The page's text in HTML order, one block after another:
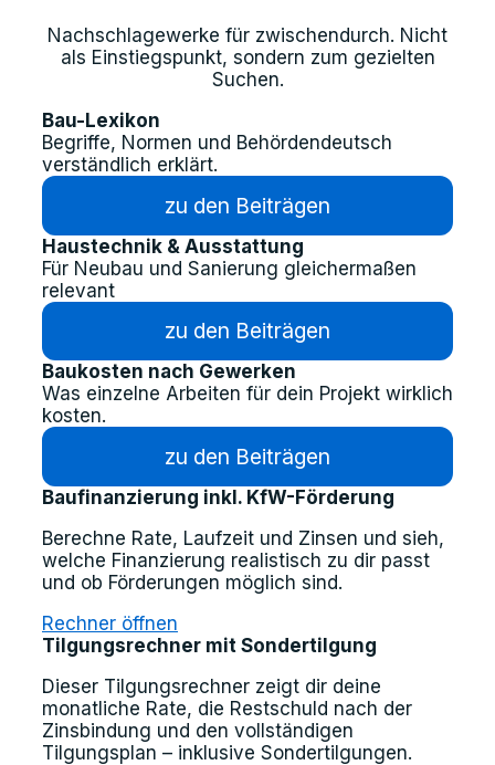
Nachschlagewerke für zwischendurch. Nicht
als Einstiegspunkt, sondern zum gezielten
Suchen.
Bau-Lexikon
Begriffe, Normen und Behördendeutsch
verständlich erklärt.
zu den Beiträgen
Haustechnik & Ausstattung
Für Neubau und Sanierung gleichermaßen
relevant
zu den Beiträgen
Baukosten nach Gewerken
Was einzelne Arbeiten für dein Projekt wirklich
kosten.
zu den Beiträgen
Baufinanzierung inkl. KfW-Förderung
Berechne Rate, Laufzeit und Zinsen und sieh,
welche Finanzierung realistisch zu dir passt
und ob Förderungen möglich sind.
Rechner öffnen
Tilgungsrechner mit Sondertilgung
Dieser Tilgungsrechner zeigt dir deine
monatliche Rate, die Restschuld nach der
Zinsbindung und den vollständigen
Tilgungsplan – inklusive Sondertilgungen.